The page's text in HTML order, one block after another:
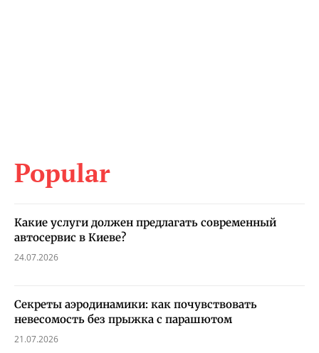
Popular
Какие услуги должен предлагать современный
автосервис в Киеве?
24.07.2026
Секреты аэродинамики: как почувствовать
невесомость без прыжка с парашютом
21.07.2026